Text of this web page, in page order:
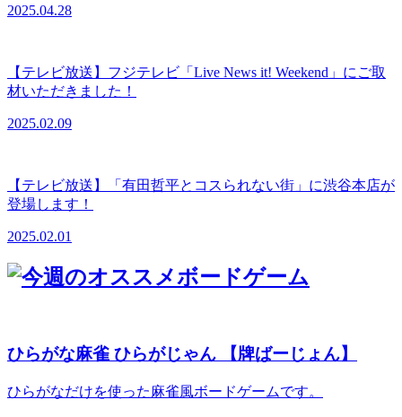
2025.04.28
【テレビ放送】フジテレビ「Live News it! Weekend」にご取
材いただきました！
2025.02.09
【テレビ放送】「有田哲平とコスられない街」に渋谷本店が
登場します！
2025.02.01
ひらがな麻雀 ひらがじゃん 【牌ばーじょん】
ひらがなだけを使った麻雀風ボードゲームです。